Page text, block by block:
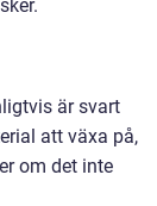
är svart
att växa på,
om det inte